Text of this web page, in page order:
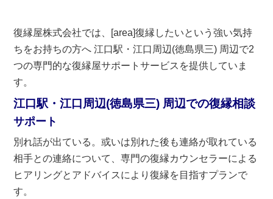
復縁屋株式会社では、[area]復縁したいという強い気持
ちをお持ちの方へ 江口駅・江口周辺(徳島県三) 周辺で2
つの専門的な復縁屋サポートサービスを提供していま
す。
江口駅・江口周辺(徳島県三) 周辺での復縁相談
サポート
別れ話が出ている。或いは別れた後も連絡が取れている
相手との連絡について、専門の復縁カウンセラーによる
ヒアリングとアドバイスにより復縁を目指すプランで
す。